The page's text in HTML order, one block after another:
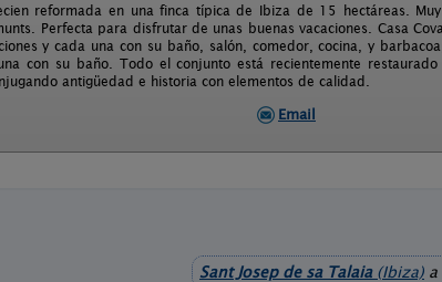
reformada en una finca típica de Ibiza de 15 hectáreas.
Perfecta para disfrutar de unas buenas vacaciones. Casa
y cada una con su baño, salón, comedor, cocina, y
con su baño. Todo el conjunto está recientemente
antigüedad e historia con elementos de calidad.
Email
Sant Josep de sa Talaia(Ibiza) a